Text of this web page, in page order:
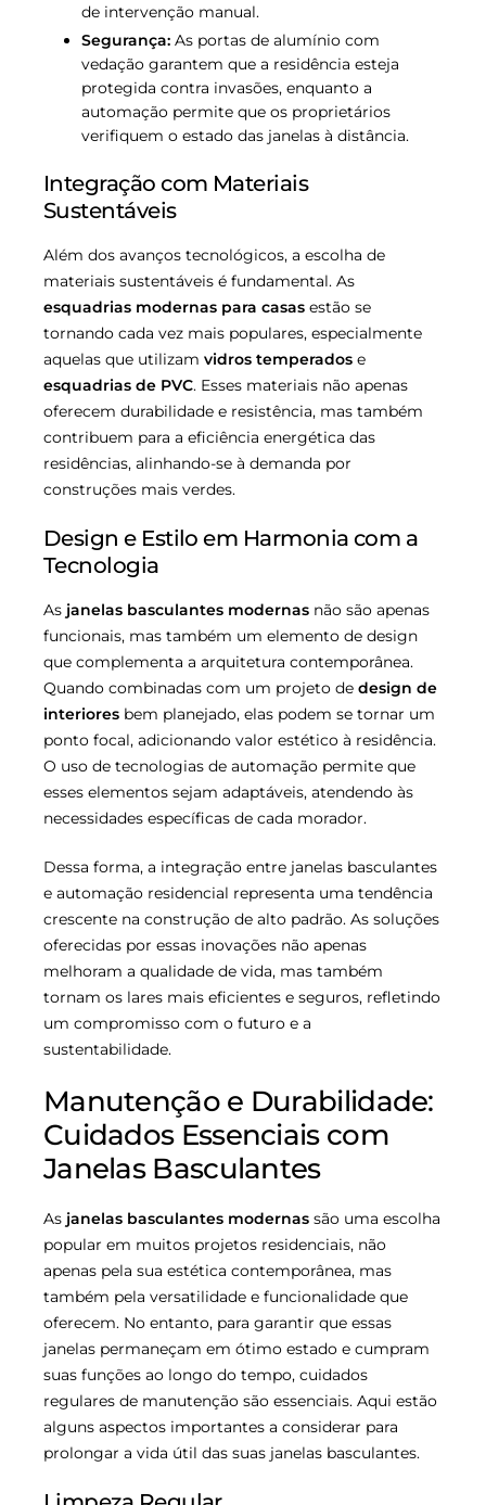
de intervenção manual.
Segurança: As portas de alumínio com
vedação garantem que a residência esteja
protegida contra invasões, enquanto a
automação permite que os proprietários
verifiquem o estado das janelas à distância.
Integração com Materiais
Sustentáveis
Além dos avanços tecnológicos, a escolha de
materiais sustentáveis é fundamental. As
esquadrias modernas para casas estão se
tornando cada vez mais populares, especialmente
aquelas que utilizam vidros temperados e
esquadrias de PVC. Esses materiais não apenas
oferecem durabilidade e resistência, mas também
contribuem para a eficiência energética das
residências, alinhando-se à demanda por
construções mais verdes.
Design e Estilo em Harmonia com a
Tecnologia
As janelas basculantes modernas não são apenas
funcionais, mas também um elemento de design
que complementa a arquitetura contemporânea.
Quando combinadas com um projeto de design de
interiores bem planejado, elas podem se tornar um
ponto focal, adicionando valor estético à residência.
O uso de tecnologias de automação permite que
esses elementos sejam adaptáveis, atendendo às
necessidades específicas de cada morador.
Dessa forma, a integração entre janelas basculantes
e automação residencial representa uma tendência
crescente na construção de alto padrão. As soluções
oferecidas por essas inovações não apenas
melhoram a qualidade de vida, mas também
tornam os lares mais eficientes e seguros, refletindo
um compromisso com o futuro e a
sustentabilidade.
Manutenção e Durabilidade:
Cuidados Essenciais com
Janelas Basculantes
As janelas basculantes modernas são uma escolha
popular em muitos projetos residenciais, não
apenas pela sua estética contemporânea, mas
também pela versatilidade e funcionalidade que
oferecem. No entanto, para garantir que essas
janelas permaneçam em ótimo estado e cumpram
suas funções ao longo do tempo, cuidados
regulares de manutenção são essenciais. Aqui estão
alguns aspectos importantes a considerar para
prolongar a vida útil das suas janelas basculantes.